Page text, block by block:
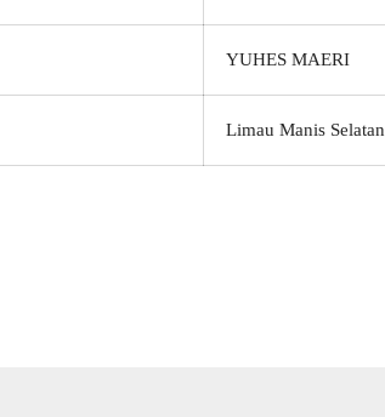
YUHES MAERI
Limau Manis Selatan